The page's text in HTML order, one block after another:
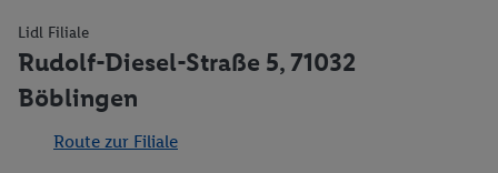
Lidl Filiale
Rudolf-Diesel-Straße 5, 71032
Böblingen
Route zur Filiale